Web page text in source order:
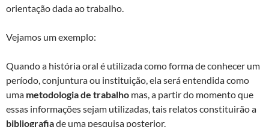
orientação dada ao trabalho.
Vejamos um exemplo:
Quando a história oral é utilizada como forma de conhecer um
período, conjuntura ou instituição, ela será entendida como
uma metodologia de trabalho mas, a partir do momento que
essas informações sejam utilizadas, tais relatos constituirão a
bibliografiade uma pesquisa posterior.